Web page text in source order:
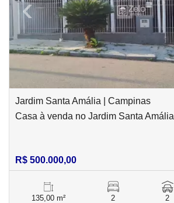
‹Previous
Jardim Santa Amália | Campinas
Casa à venda no Jardim Santa Amália
R$ 500.000,00
135,00 m²
2
2